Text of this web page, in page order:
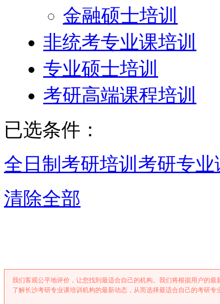
金融硕士培训
非统考专业课培训
专业硕士培训
考研高端课程培训
已选条件：
全日制考研培训 考研专业
清除全部
我们客观公平地评价，让您找到最适合自己的机构。我们将根据用户的
了解长沙考研专业课培训机构的最新动态，从而选择最适合自己的考研专